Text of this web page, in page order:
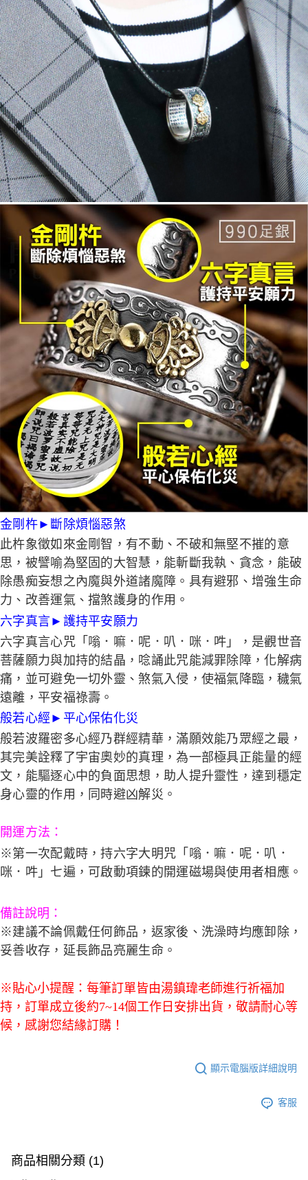
金剛杵► 斷除煩惱惡煞
此杵象徵如來金剛智，有不動、不破和無堅不摧的意
思，被譬喻為堅固的大智慧，能斬斷我執、貪念，能破
除愚痴妄想之內魔與外道諸魔障。具有避邪、增強生命
力、改善運氣、擋煞護身的作用。
六字真言► 護持平安願力
六字真言心咒「嗡．嘛．呢．叭．咪．吽」，是觀世音
菩薩願力與加持的結晶，唸誦此咒能減罪除障，化解病
痛，並可避免一切外靈、煞氣入侵，使福氣降臨，穢氣
遠離，平安福祿壽。
般若心經 ► 平心保佑化災
般若波羅密多心經乃群經精華，滿願效能乃眾經之最，
其完美詮釋了宇宙奧妙的真理，為一部極具正能量的經
文，能驅逐心中的負面思想，助人提升靈性，達到穩定
身心靈的作用，同時避凶解災。
開運方法：
※第一次配戴時，持六字大明咒「嗡．嘛．呢．叭．
咪．吽」七遍，可啟動項鍊的開運磁場與使用者相應。
備註說明：
※建議不論佩戴任何飾品，返家後、洗澡時均應卸除，
妥善收存，延長飾品亮麗生命。
※貼心小提醒：每筆訂單皆由湯鎮瑋老師進行祈福加
持，訂單成立後約7~14個工作日安排出貨，敬請耐心等
候，感謝您結緣訂購！
顯示電腦版詳細說明
客服
商品相關分類 (1)